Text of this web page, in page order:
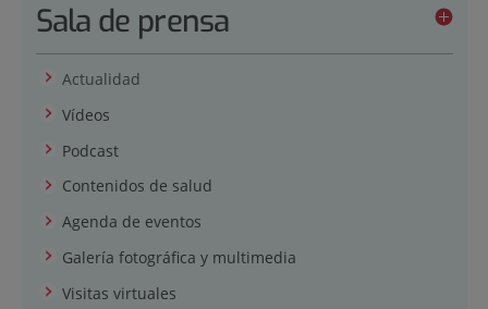
Sala de prensa
Actualidad
Vídeos
Podcast
Contenidos de salud
Agenda de eventos
Galería fotográfica y multimedia
Visitas virtuales